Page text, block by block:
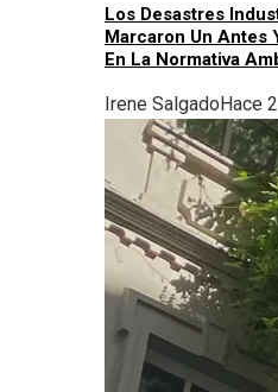
Los Desastres
Marcaron Un Antes
En La Normativa
Irene SalgadoHace